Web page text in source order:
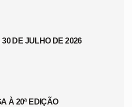
DE JULHO DE 2026
À 20ª EDIÇÃO